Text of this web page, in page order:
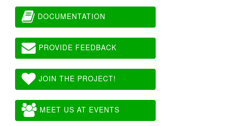
DOCUMENTATION
PROVIDE FEEDBACK
JOIN THE PROJECT!
MEET US AT EVENTS